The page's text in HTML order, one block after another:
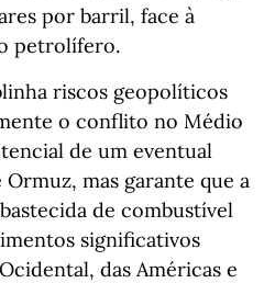
por barril, face à
petrolífero.
riscos geopolíticos
o conflito no Médio
de um eventual
mas garante que a
de combustível
significativos
das Américas e